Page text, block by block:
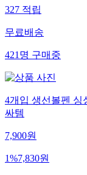
327적립
무료배송
421명구매중
4개입 생선볼펜 싱
싸템
7,900원
1%7,830원